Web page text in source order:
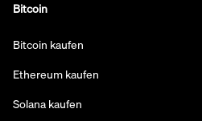
Bitcoin
Bitcoin kaufen
Ethereum kaufen
Solana kaufen